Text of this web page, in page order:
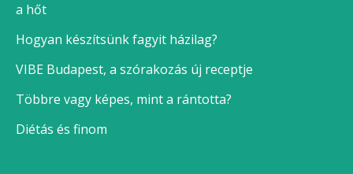
a hőt
Hogyan készítsünk fagyit házilag?
VIBE Budapest, a szórakozás új receptje
Többre vagy képes, mint a rántotta?
Diétás és finom